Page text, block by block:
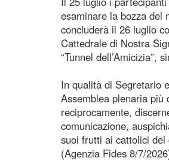
esaminare la bozza del
concluderà il 26 luglio
Cattedrale di Nostra
“Tunnel dell’Amicizia”,
In qualità di Segretario
Assemblea plenaria più
reciprocamente,
comunicazione,
suoi frutti ai cattolici del
(Agenzia Fides 8/7/